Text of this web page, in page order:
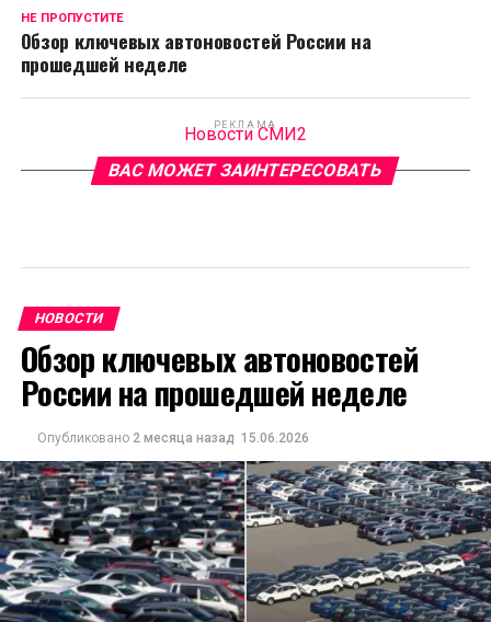
НЕ ПРОПУСТИТЕ
Обзор ключевых автоновостей России на
прошедшей неделе
РЕКЛАМА
Новости СМИ2
ВАС МОЖЕТ ЗАИНТЕРЕСОВАТЬ
НОВОСТИ
Обзор ключевых автоновостей
России на прошедшей неделе
Опубликовано 2 месяца назад 15.06.2026